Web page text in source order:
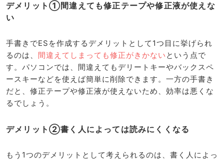
デメリット①間違えても修正テープや修正液が使えな
い
手書きでESを作成するデメリットとして1つ目に挙げられ
るのは、 間違えてしまっても修正がきかない という点で
す。パソコンでは、間違えてもデリートキーやバックスペ
ースキーなどを使えば簡単に削除できます。一方の手書き
だと、修正テープや修正液が使えないため、効率は悪くな
るでしょう。
デメリット②書く人によっては読みにくくなる
もう1つのデメリットとして考えられるのは、書く人によっ